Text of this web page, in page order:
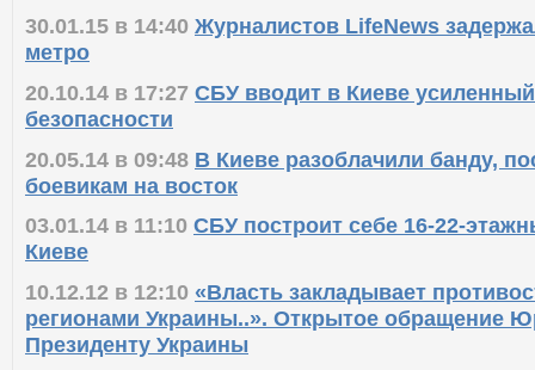
30.01.15 в 14:40 Журналистов LifeNews
метро
20.10.14 в 17:27 СБУ вводит в Киеве
безопасности
20.05.14 в 09:48 В Киеве разоблачили банду,
боевикам на восток
03.01.14 в 11:10 СБУ построит себе 16-22-
Киеве
10.12.12 в 12:10 «Власть закладывает
регионами Украины..». Открытое обращение
Президенту Украины